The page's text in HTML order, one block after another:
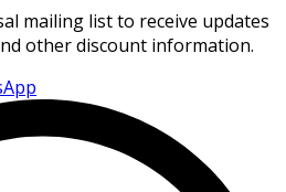
mailing list to receive updates
other discount information.